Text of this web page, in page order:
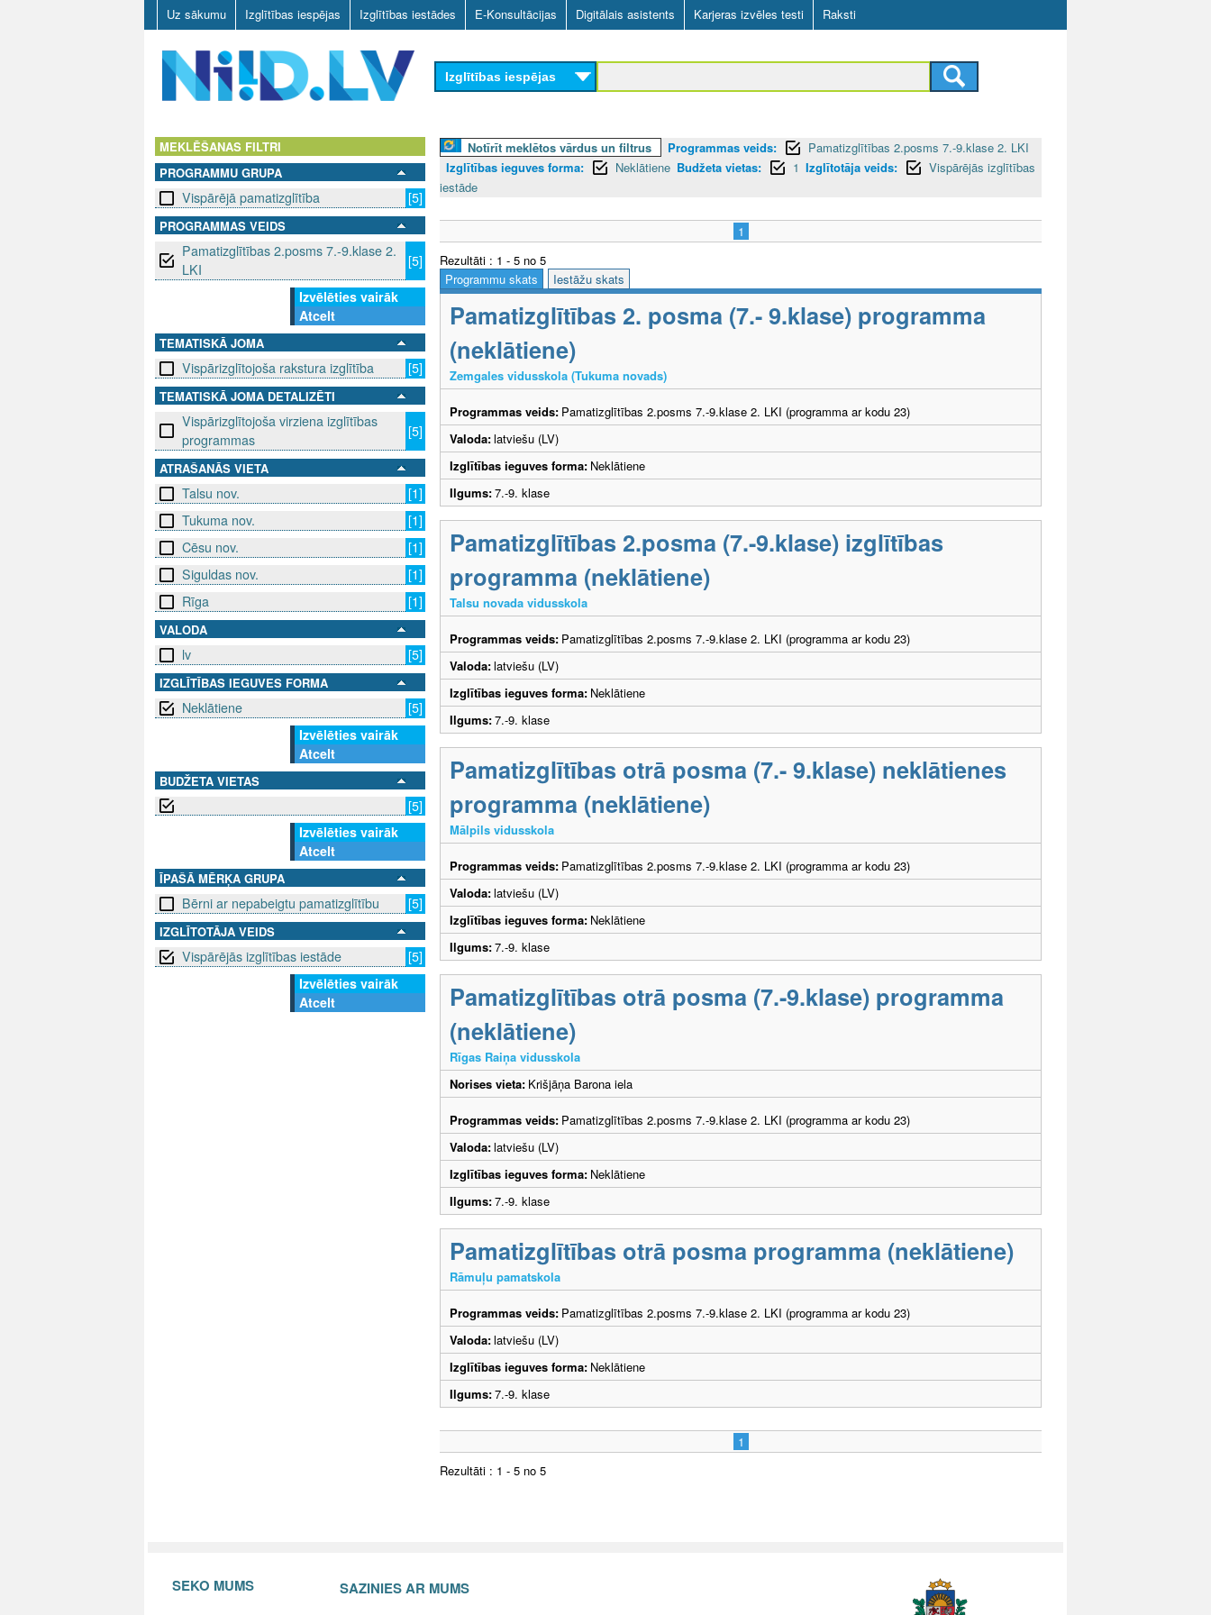
Skip
to
main
content
Uz sākumu Izglītības iespējas Izglītības iestādes E-Konsultācijas Digitālais asistents Karjeras izvēles testi Raksti
D
V
Izglītības iespējas
MEKLĒŠANAS FILTRI
PROGRAMMU GRUPA
Vispārējā pamatizglītība [5]
PROGRAMMAS VEIDS
Pamatizglītības 2.posms 7.-9.klase 2.
LKI
[5]
Izvēlēties vairāk
Atcelt
TEMATISKĀ JOMA
Vispārizglītojoša rakstura izglītība [5]
TEMATISKĀ JOMA DETALIZĒTI
Vispārizglītojoša virziena izglītības
programmas
[5]
ATRAŠANĀS VIETA
Talsu nov.
[1]
Tukuma nov.
[1]
Cēsu nov.
[1]
Siguldas nov.
[1]
Rīga
[1]
VALODA
lv [5]
IZGLĪTĪBAS IEGUVES FORMA
Neklātiene
[5]
Izvēlēties vairāk
Atcelt
BUDŽETA VIETAS
[5]
Izvēlēties vairāk
Atcelt
ĪPAŠĀ MĒRĶA GRUPA
Bērni ar nepabeigtu pamatizglītību [5]
IZGLĪTOTĀJA VEIDS
Vispārējās izglītības iestāde
[5]
Izvēlēties vairāk
Atcelt
Notīrīt meklētos vārdus un filtrus Programmas veids:
Pamatizglītības 2.posms 7.-9.klase 2. LKI
Izglītības ieguves forma:
Neklātiene Budžeta vietas: 1 Izglītotāja veids:
Vispārējās izglītības
iestāde
1
Rezultāti : 1 - 5 no 5
Programmu skats
Iestāžu skats
Pamatizglītības 2. posma (7.- 9.klase) programma
(neklātiene)
Zemgales vidusskola (Tukuma novads)
Programmas veids: Pamatizglītības 2.posms 7.-9.klase 2. LKI (programma ar kodu 23)
Valoda:latviešu (LV)
Izglītības ieguves forma: Neklātiene
Ilgums:7.-9. klase
Pamatizglītības 2.posma (7.-9.klase) izglītības
programma (neklātiene)
Talsu novada vidusskola
Programmas veids: Pamatizglītības 2.posms 7.-9.klase 2. LKI (programma ar kodu 23)
Valoda:latviešu (LV)
Izglītības ieguves forma: Neklātiene
Ilgums:7.-9. klase
Pamatizglītības otrā posma (7.- 9.klase) neklātienes
programma (neklātiene)
Mālpils vidusskola
Programmas veids: Pamatizglītības 2.posms 7.-9.klase 2. LKI (programma ar kodu 23)
Valoda:latviešu (LV)
Izglītības ieguves forma: Neklātiene
Ilgums:7.-9. klase
Pamatizglītības otrā posma (7.-9.klase) programma
(neklātiene)
Rīgas Raiņa vidusskola
Norises vieta: Krišjāņa Barona iela
Programmas veids: Pamatizglītības 2.posms 7.-9.klase 2. LKI (programma ar kodu 23)
Valoda:latviešu (LV)
Izglītības ieguves forma: Neklātiene
Ilgums:7.-9. klase
Pamatizglītības otrā posma programma (neklātiene)
Rāmuļu pamatskola
Programmas veids: Pamatizglītības 2.posms 7.-9.klase 2. LKI (programma ar kodu 23)
Valoda:latviešu (LV)
Izglītības ieguves forma: Neklātiene
Ilgums:7.-9. klase
1
Rezultāti : 1 - 5 no 5
SEKO MUMS SAZINIES AR MUMS